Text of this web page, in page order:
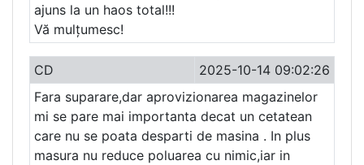
ajuns la un haos total!!!
Vă mulțumesc!
CD
2025-10-14 09:02:26
Fara suparare,dar aprovizionarea magazinelor
mi se pare mai importanta decat un cetatean
care nu se poata desparti de masina . In plus
masura nu reduce poluarea cu nimic,iar in